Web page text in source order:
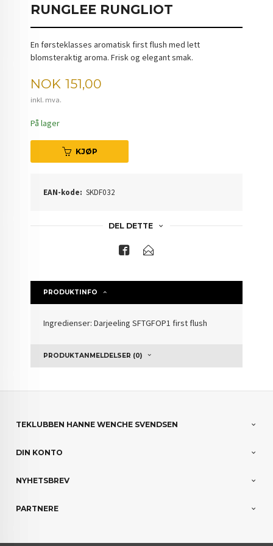
RUNGLEE RUNGLIOT
En førsteklasses aromatisk first flush med lett
blomsteraktig aroma. Frisk og elegant smak.
Pris
NOK 151,00
inkl. mva.
På lager
KJØP
EAN-kode: SKDF032
DEL DETTE
PRODUKTINFO
Ingredienser: Darjeeling SFTGFOP1 first flush
PRODUKTANMELDELSER (0)
TEKLUBBEN HANNE WENCHE SVENDSEN
DIN KONTO
NYHETSBREV
PARTNERE